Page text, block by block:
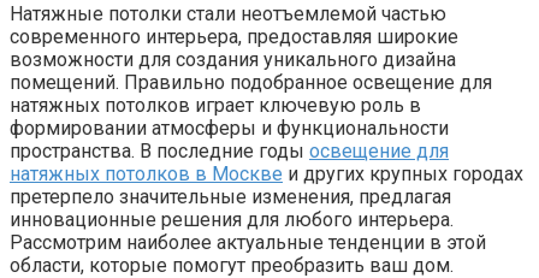
Натяжные потолки стали неотъемлемой частью
современного интерьера, предоставляя широкие
возможности для создания уникального дизайна
помещений. Правильно подобранное освещение для
натяжных потолков играет ключевую роль в
формировании атмосферы и функциональности
пространства. В последние годы освещение для
натяжных потолков в Москве и других крупных городах
претерпело значительные изменения, предлагая
инновационные решения для любого интерьера.
Рассмотрим наиболее актуальные тенденции в этой
области, которые помогут преобразить ваш дом.